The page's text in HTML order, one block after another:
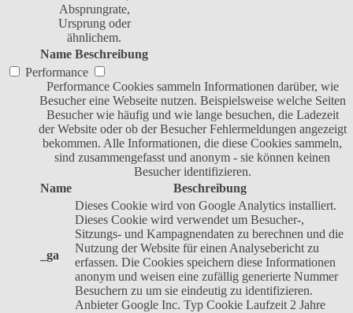
Absprungrate,
Ursprung oder
ähnlichem.
Name Beschreibung
Performance
Performance Cookies sammeln Informationen darüber, wie
Besucher eine Webseite nutzen. Beispielsweise welche Seiten
Besucher wie häufig und wie lange besuchen, die Ladezeit
der Website oder ob der Besucher Fehlermeldungen angezeigt
bekommen. Alle Informationen, die diese Cookies sammeln,
sind zusammengefasst und anonym - sie können keinen
Besucher identifizieren.
Name
Beschreibung
_ga
Dieses Cookie wird von Google Analytics installiert.
Dieses Cookie wird verwendet um Besucher-,
Sitzungs- und Kampagnendaten zu berechnen und die
Nutzung der Website für einen Analysebericht zu
erfassen. Die Cookies speichern diese Informationen
anonym und weisen eine zufällig generierte Nummer
Besuchern zu um sie eindeutig zu identifizieren.
Anbieter Google Inc. Typ Cookie Laufzeit 2 Jahre